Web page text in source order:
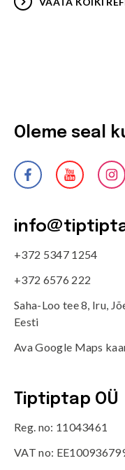
Oleme seal
+372 5347 1254
+372 6576 222
Saha-Loo tee 8, Iru,
Eesti
Ava Google Maps
Tiptiptap OÜ
Reg. no: 11043461
VAT no: